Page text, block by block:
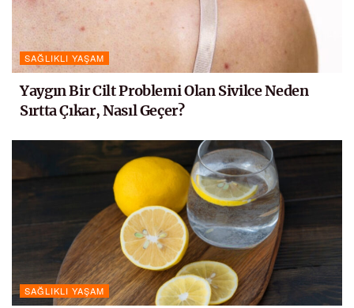
SAĞLIKLI YAŞAM
Yaygın Bir Cilt Problemi Olan Sivilce Neden
Sırtta Çıkar, Nasıl Geçer?
SAĞLIKLI YAŞAM